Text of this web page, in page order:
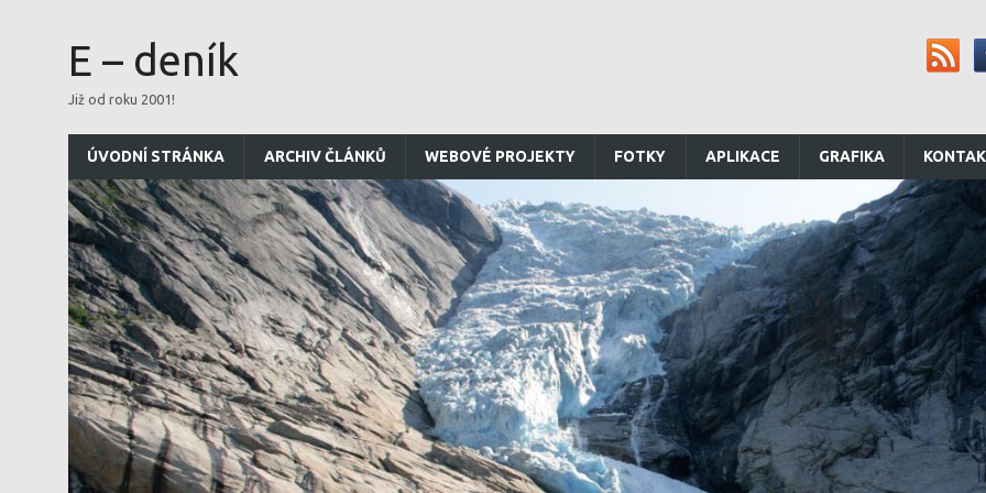
E – deník
Již od roku 2001!
ÚVODNÍ STRÁNKA ARCHIV ČLÁNKŮ WEBOVÉ PROJEKTY FOTKY APLIKACE GRAFIKA